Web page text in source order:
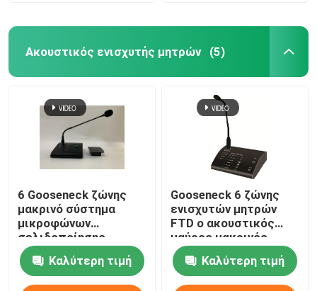
Ακουστικός ενισχυτής μητρών (5)
6 Gooseneck ζώνης
μακρινό σύστημα
μικροφώνων
σελιδοποίησης
κλήσης για τον
ακουστικό ενισχυτή
μητρών
Καλύτερη τιμή
Gooseneck 6 ζώνης
ενισχυτών μητρών
FTD ο ακουστικός
μαύρος μακρινός
Μαύρος μικροφώνων
κλήσης
σελιδοποιώντας
Καλύτερη τιμή